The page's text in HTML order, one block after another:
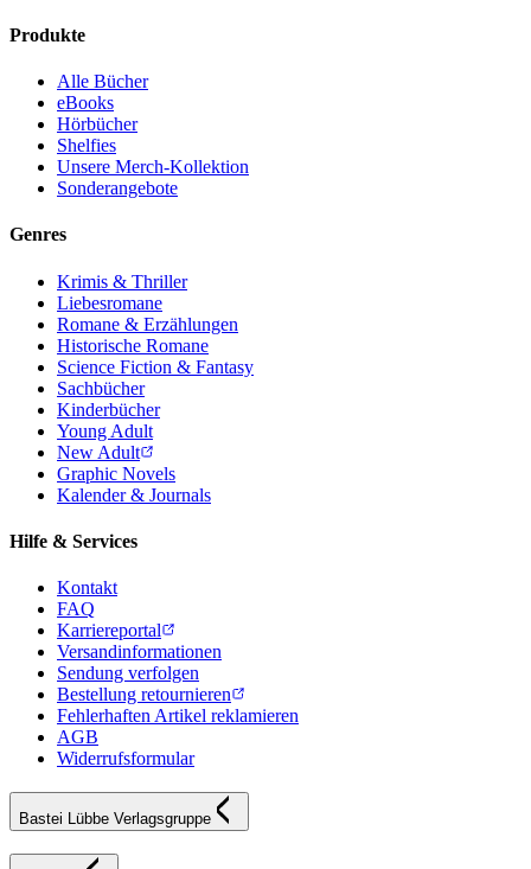
Produkte
Alle Bücher
eBooks
Hörbücher
Shelfies
Unsere Merch-Kollektion
Sonderangebote
Genres
Krimis & Thriller
Liebesromane
Romane & Erzählungen
Historische Romane
Science Fiction & Fantasy
Sachbücher
Kinderbücher
Young Adult
New Adult
Graphic Novels
Kalender & Journals
Hilfe & Services
Kontakt
FAQ
Karriereportal
Versandinformationen
Sendung verfolgen
Bestellung retournieren
Fehlerhaften Artikel reklamieren
AGB
Widerrufsformular
Bastei Lübbe Verlagsgruppe